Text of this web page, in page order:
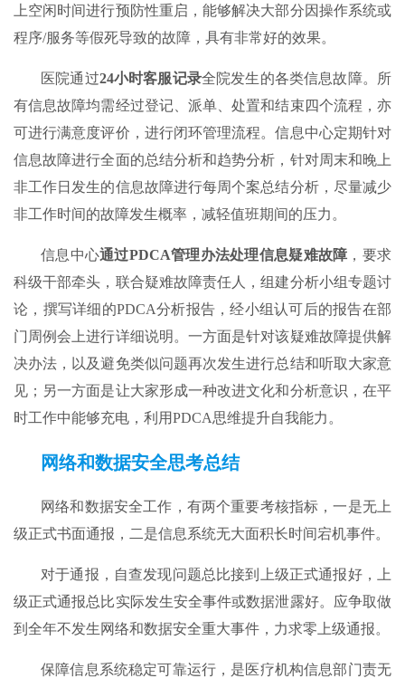
上空闲时间进行预防性重启，能够解决大部分因操作系统或
程序/服务等假死导致的故障，具有非常好的效果。
医院通过24小时客服记录全院发生的各类信息故障。所
有信息故障均需经过登记、派单、处置和结束四个流程，亦
可进行满意度评价，进行闭环管理流程。信息中心定期针对
信息故障进行全面的总结分析和趋势分析，针对周末和晚上
非工作日发生的信息故障进行每周个案总结分析，尽量减少
非工作时间的故障发生概率，减轻值班期间的压力。
信息中心通过PDCA管理办法处理信息疑难故障 ，要求
科级干部牵头，联合疑难故障责任人，组建分析小组专题讨
论，撰写详细的PDCA分析报告，经小组认可后的报告在部
门周例会上进行详细说明。一方面是针对该疑难故障提供解
决办法，以及避免类似问题再次发生进行总结和听取大家意
见；另一方面是让大家形成一种改进文化和分析意识，在平
时工作中能够充电，利用PDCA思维提升自我能力。
网络和数据安全思考总结
网络和数据安全工作，有两个重要考核指标，一是无上
级正式书面通报，二是信息系统无大面积长时间宕机事件。
对于通报，自查发现问题总比接到上级正式通报好，上
级正式通报总比实际发生安全事件或数据泄露好。应争取做
到全年不发生网络和数据安全重大事件，力求零上级通报。
保障信息系统稳定可靠运行，是医疗机构信息部门责无